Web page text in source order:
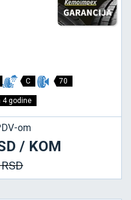
C 70
4 godine
om
/ KOM